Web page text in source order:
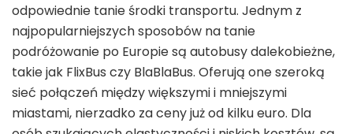
odpowiednie tanie środki transportu. Jednym z
najpopularniejszych sposobów na tanie
podróżowanie po Europie są autobusy dalekobieżne,
takie jak FlixBus czy BlaBlaBus. Oferują one szeroką
sieć połączeń między większymi i mniejszymi
miastami, nierzadko za ceny już od kilku euro. Dla